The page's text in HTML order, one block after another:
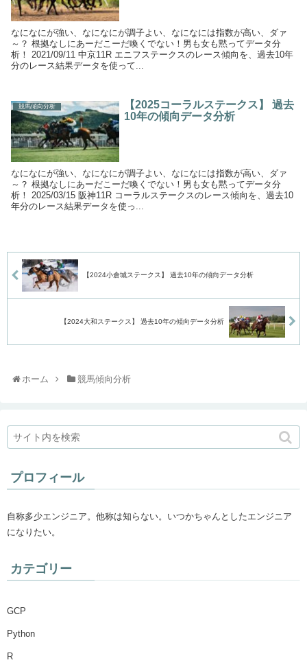
なになにが強い、なになにが調子よい、なになには指数が高い、ダァ
～？ 根拠なしにあーだこーだ喚くでない！男も女も黙ってデータ分
析！ 2021/09/11 中京11R エニフステークスのレース傾向を、過去10年
分のレース結果データを使って...
競馬傾向分析
【2025コーラルステークス】 過去
10年の傾向データ分析
なになにが強い、なになにが調子よい、なになには指数が高い、ダァ
～？ 根拠なしにあーだこーだ喚くでない！男も女も黙ってデータ分
析！ 2025/03/15 阪神11R コーラルステークスのレース傾向を、過去10
年分のレース結果データを使っ...
【2024小倉城ステークス】 過去10年の傾向データ分析
【2024大和ステークス】 過去10年の傾向データ分析
ホーム 競馬傾向分析
プロフィール
自称多少エンジニア。他称は知らない。いつかちゃんとしたエンジニア
になりたい。
カテゴリー
GCP
Python
R